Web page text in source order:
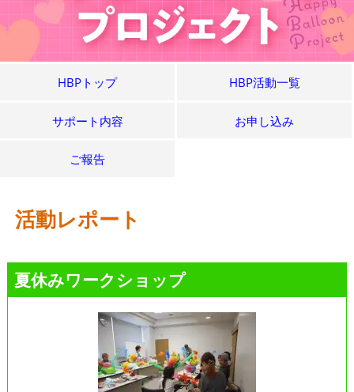
HBPトップ HBP活動一覧
サポート内容 お申し込み
ご報告
活動レポート
夏休みワークショップ